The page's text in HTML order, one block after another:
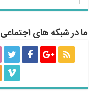
ما در شبکه های اجتماعی